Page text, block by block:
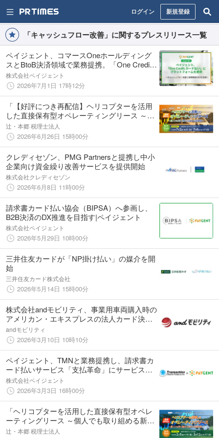
ログイン 新規登録
「キャッシュフロー改善」に関するプレスリリース一覧
ペイジェント、コマースOneホールディング
スとBtoB決済領域で業務提携。「One Credit.
カード払い」にプラットフォームを提供｜ペ
イジェント
株式会社ペイジェント
2026年7月1日 17時12分
「【好評につき再配信】ヘリコプターを活用
した直接保有型オペレーティングリース ～個
人でも取り組める新たな選択肢～」無料Web
セミナー開催
辻・本郷 税理士法人
2026年6月26日 15時00分
クレディセゾン、PMG Partnersと提携し中小
企業向け資金繰り改善サービスを提供開始
株式会社クレディセゾン
2026年6月8日 11時00分
請求書カード払い協会（BIPSA）へ参画し、
B2B決済のDX推進を目指す|ペイジェント
株式会社ペイジェント
2026年5月29日 10時00分
三井住友カードが「NP掛け払い」の媒介を開
始
三井住友カード株式会社
2026年5月14日 15時00分
株式会社andモビリティ、事業用車両購入時の
アメリカン・エキスプレスの法人カード決済
受付を開始
andモビリティ
2026年3月10日 10時10分
ペイジェント、TMNと業務提携し、請求書カ
ード払いサービス「支払革命」にサービスプ
ラットフォームを提供
株式会社ペイジェント
2026年3月3日 16時00分
「ヘリコプターを活用した直接保有型オペレ
ーティングリース ～個人でも取り組める新た
な選択肢～」無料Webセミナー開催
辻・本郷 税理士法人